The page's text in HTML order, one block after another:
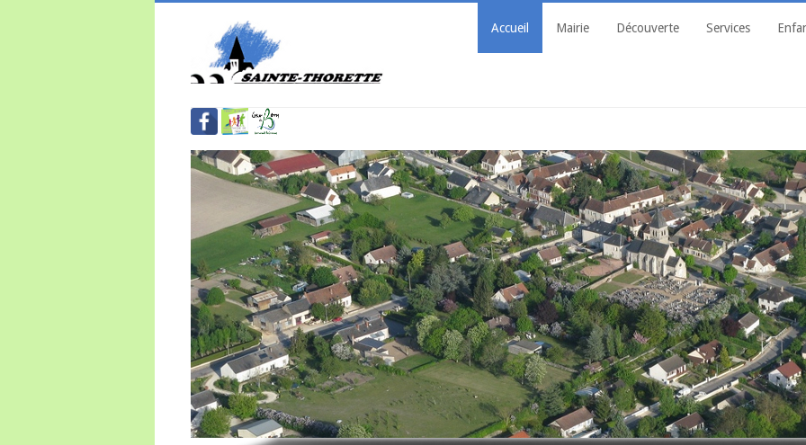
Accueil Mairie Découverte Services